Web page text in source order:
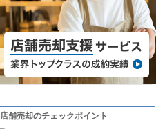
店舗売却のチェックポイント